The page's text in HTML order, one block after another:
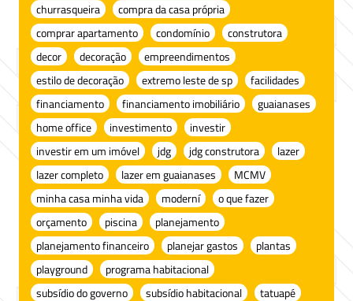
churrasqueira
compra da casa própria
comprar apartamento
condomínio
construtora
decor
decoração
empreendimentos
estilo de decoração
extremo leste de sp
facilidades
financiamento
financiamento imobiliário
guaianases
home office
investimento
investir
investir em um imóvel
jdg jdg construtora
lazer
lazer completo
lazer em guaianases
MCMV
minha casa minha vida
moderní
o que fazer
orçamento
piscina
planejamento
planejamento financeiro
planejar gastos
plantas
playground
programa habitacional
subsídio do governo
subsídio habitacional
tatuapé